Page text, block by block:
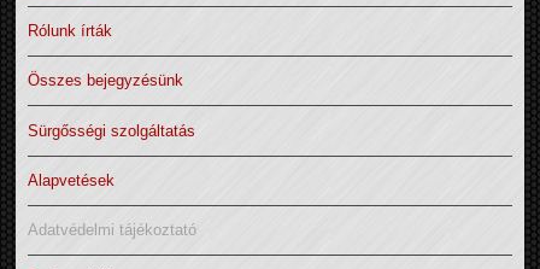
Rólunk írták
Összes bejegyzésünk
Sürgősségi szolgáltatás
Alapvetések
Adatvédelmi tájékoztató